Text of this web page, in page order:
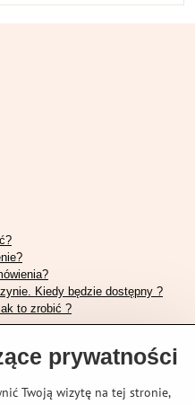
Kiedy będzie dostępny ?
to zrobić ?
prywatności
Twoją wizytę na tej stronie,